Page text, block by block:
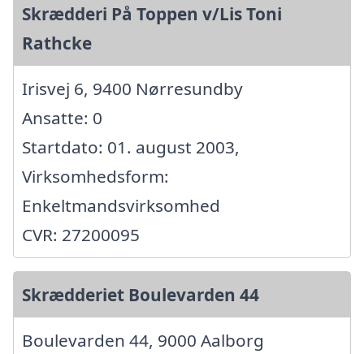
Skrædderi På Toppen v/Lis Toni
Rathcke
Irisvej 6, 9400 Nørresundby
Ansatte: 0
Startdato: 01. august 2003,
Virksomhedsform:
Enkeltmandsvirksomhed
CVR: 27200095
Skrædderiet Boulevarden 44
Boulevarden 44, 9000 Aalborg